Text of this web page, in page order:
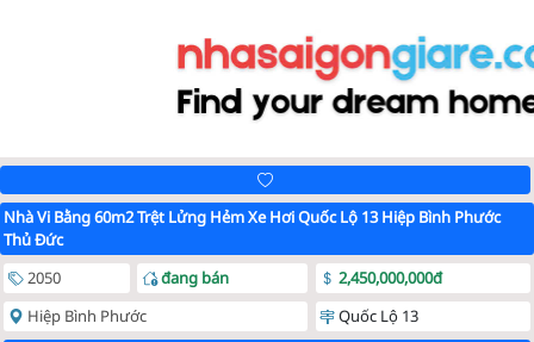
Nhà Vi Bằng 60m2 Trệt Lửng Hẻm Xe Hơi Quốc Lộ 13 Hiệp Bình Phước
Thủ Đức
2050
đang bán
2,450,000,000đ
Hiệp Bình Phước
Quốc Lộ 13